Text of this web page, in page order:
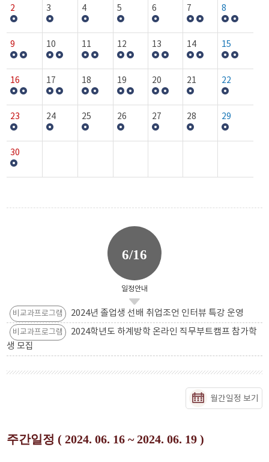
2 3 4 5 6 7 8
9 10 11 12 13 14 15
16 17 18 19 20 21 22
23 24 25 26 27 28 29
30
6/16
일정안내
비교과프로그램 2024년 졸업생 선배 취업조언 인터뷰 특강 운영
비교과프로그램
2024학년도 하계방학 온라인 직무부트캠프 참가학
생 모집
월간일정 보기
주간일정 ( 2024. 06. 16 ~ 2024. 06. 19 )